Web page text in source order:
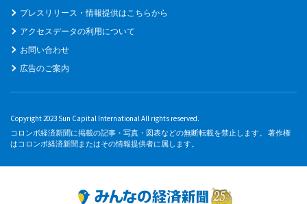
プレスリリース・情報提供はこちらから
アクセスデータの利用について
お問い合わせ
広告のご案内
Copyright 2023 Sun Capital International All rights reserved.
コロンボ経済新聞に掲載の記事・写真・図表などの無断転載を禁止します。 著作権
はコロンボ経済新聞またはその情報提供者に属します。